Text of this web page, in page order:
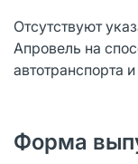
Отсутствуют
Апровель на
автотранспорта
Форма